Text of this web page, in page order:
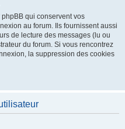
qui conservent vos
au forum. Ils fournissent aussi
de lecture des messages (lu ou
du forum. Si vous rencontrez
la suppression des cookies